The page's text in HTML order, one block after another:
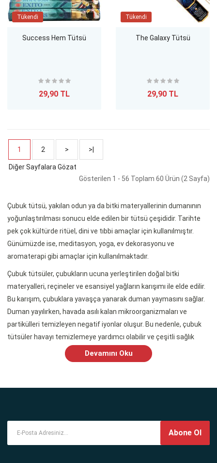
Tükendi
Success Hem Tütsü
29,90 TL
Tükendi
The Galaxy Tütsü
29,90 TL
1 2 > >|
Gösterilen 1 - 56 Toplam 60 Ürün (2 Sayfa)
Çubuk tütsü, yakılan odun ya da bitki materyallerinin dumanının
yoğunlaştırılması sonucu elde edilen bir tütsü çeşididir. Tarihte
pek çok kültürde ritüel, dini ve tıbbi amaçlar için kullanılmıştır.
Günümüzde ise, meditasyon, yoga, ev dekorasyonu ve
aromaterapi gibi amaçlar için kullanılmaktadır.
Çubuk tütsüler, çubukların ucuna yerleştirilen doğal bitki
materyalleri, reçineler ve esansiyel yağların karışımı ile elde edilir.
Bu karışım, çubuklara yavaşça yanarak duman yaymasını sağlar.
Duman yayılırken, havada asılı kalan mikroorganizmaları ve
partikülleri temizleyen negatif iyonlar oluşur. Bu nedenle, çubuk
tütsüler havayı temizlemeye yardımcı olabilir ve çeşitli sağlık
Çubuk tütsü kullanırken, güvenliği sağlamak için bazı önlemler
almak önemlidir. Çubukların uygun bir tütsü tutacağı ya da tabağı
Devamını Oku
Abone Ol